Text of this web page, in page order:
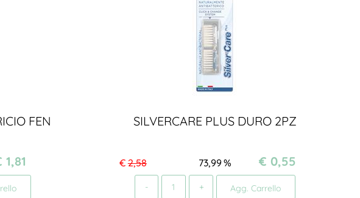
FEN
1,81
SILVERCARE PLUS DURO 2PZ
€2,58 %
73,99 € 0,55
Agg. Carrello